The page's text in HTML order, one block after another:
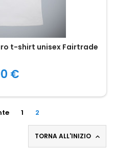
t-shirt unisex Fairtrade
€
1 2
TORNA ALL'INIZIO 